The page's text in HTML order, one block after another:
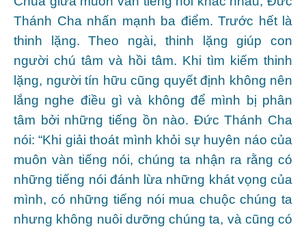
Thánh Cha nhấn mạnh ba điểm. Trước hết là
thinh lặng. Theo ngài, thinh lặng giúp con
người chú tâm và hồi tâm. Khi tìm kiếm thinh
lặng, người tín hữu cũng quyết định không nên
lắng nghe điều gì và không để mình bị phân
tâm bởi những tiếng ồn nào. Đức Thánh Cha
nói: “Khi giải thoát mình khỏi sự huyên náo của
muôn vàn tiếng nói, chúng ta nhận ra rằng có
những tiếng nói đánh lừa những khát vọng của
mình, có những tiếng nói mua chuộc chúng ta
nhưng không nuôi dưỡng chúng ta, và cũng có